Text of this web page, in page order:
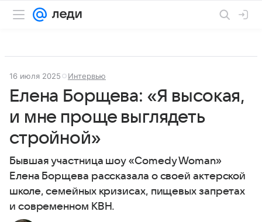
16 июля 2025 Интервью
Елена Борщева: «Я высокая,
и мне проще выглядеть
стройной»
Бывшая участница шоу «Comedy Woman»
Елена Борщева рассказала о своей актерской
школе, семейных кризисах, пищевых запретах
и современном КВН.